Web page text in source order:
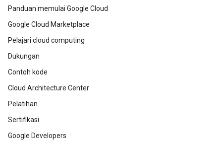
Panduan memulai Google Cloud
Google Cloud Marketplace
Pelajari cloud computing
Dukungan
Contoh kode
Cloud Architecture Center
Pelatihan
Sertifikasi
Google Developers